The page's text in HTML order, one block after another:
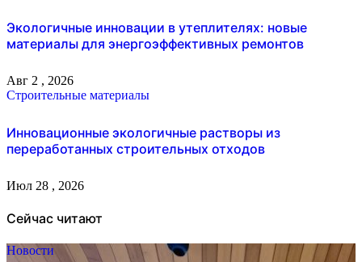
Экологичные инновации в утеплителях: новые
материалы для энергоэффективных ремонтов
Авг 2 , 2026
Строительные материалы
Инновационные экологичные растворы из
переработанных строительных отходов
Июл 28 , 2026
Сейчас читают
Новости